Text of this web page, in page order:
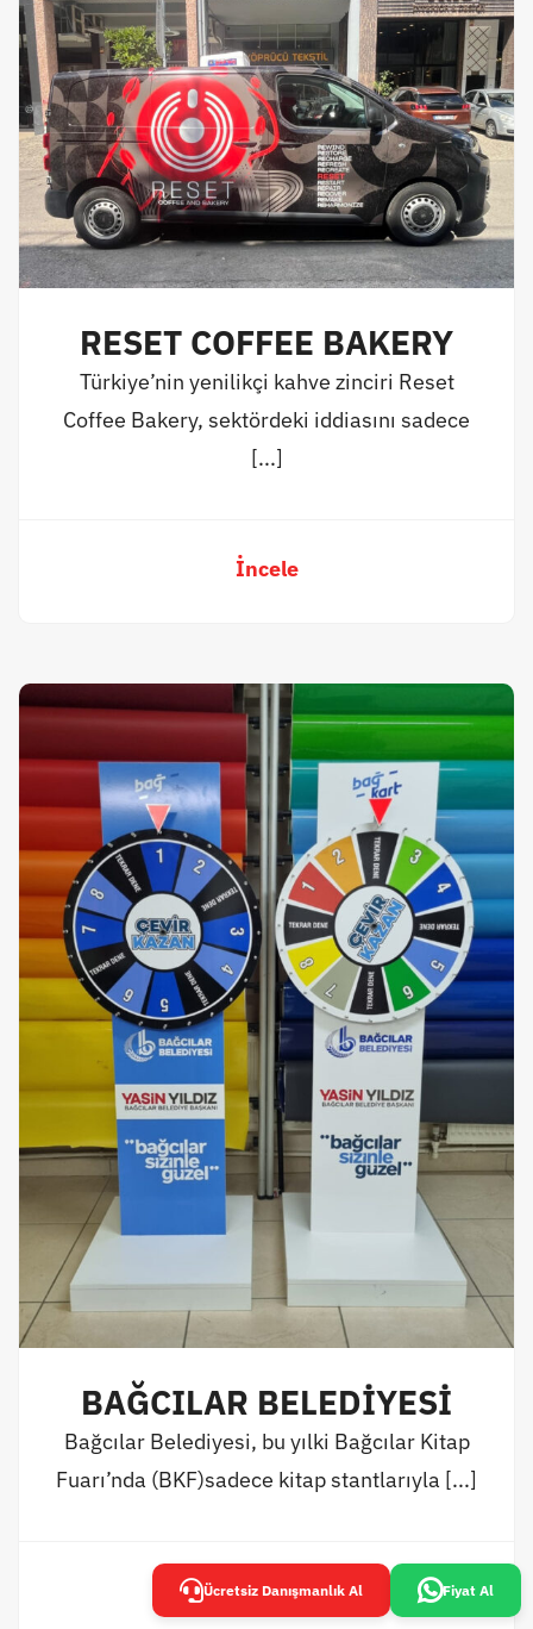
RESET COFFEE BAKERY
Türkiye’nin yenilikçi kahve zinciri Reset
Coffee Bakery, sektördeki iddiasını sadece
[...]
İncele
BAĞCILAR BELEDİYESİ
Bağcılar Belediyesi, bu yılki Bağcılar Kitap
Fuarı’nda (BKF)sadece kitap stantlarıyla [...]
İncele
Ücretsiz Danışmanlık Al Fiyat Al